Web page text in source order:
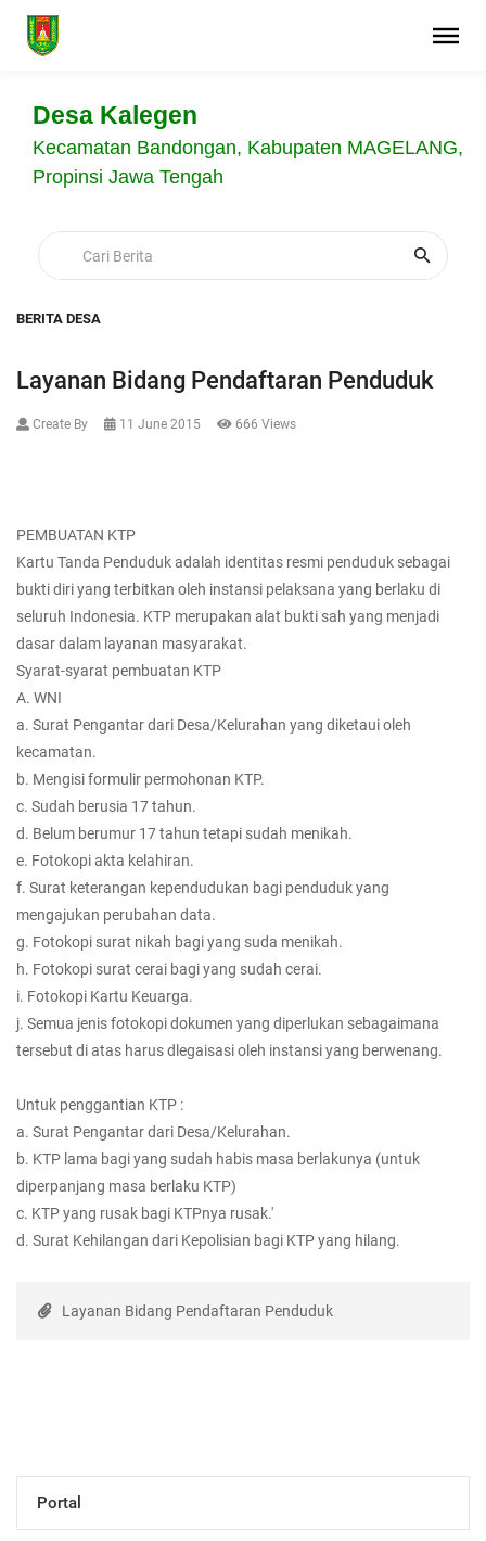
Desa Kalegen
Kecamatan Bandongan, Kabupaten MAGELANG,
Propinsi Jawa Tengah
BERITA DESA
Layanan Bidang Pendaftaran Penduduk
Create By 11 June 2015 666 Views
PEMBUATAN KTP
Kartu Tanda Penduduk adalah identitas resmi penduduk sebagai
bukti diri yang terbitkan oleh instansi pelaksana yang berlaku di
seluruh Indonesia. KTP merupakan alat bukti sah yang menjadi
dasar dalam layanan masyarakat.
Syarat-syarat pembuatan KTP
A. WNI
a. Surat Pengantar dari Desa/Kelurahan yang diketaui oleh
kecamatan.
b. Mengisi formulir permohonan KTP.
c. Sudah berusia 17 tahun.
d. Belum berumur 17 tahun tetapi sudah menikah.
e. Fotokopi akta kelahiran.
f. Surat keterangan kependudukan bagi penduduk yang
mengajukan perubahan data.
g. Fotokopi surat nikah bagi yang suda menikah.
h. Fotokopi surat cerai bagi yang sudah cerai.
i. Fotokopi Kartu Keuarga.
j. Semua jenis fotokopi dokumen yang diperlukan sebagaimana
tersebut di atas harus dlegaisasi oleh instansi yang berwenang.
Untuk penggantian KTP :
a. Surat Pengantar dari Desa/Kelurahan.
b. KTP lama bagi yang sudah habis masa berlakunya (untuk
diperpanjang masa berlaku KTP)
c. KTP yang rusak bagi KTPnya rusak.'
d. Surat Kehilangan dari Kepolisian bagi KTP yang hilang.
Layanan Bidang Pendaftaran Penduduk
Portal